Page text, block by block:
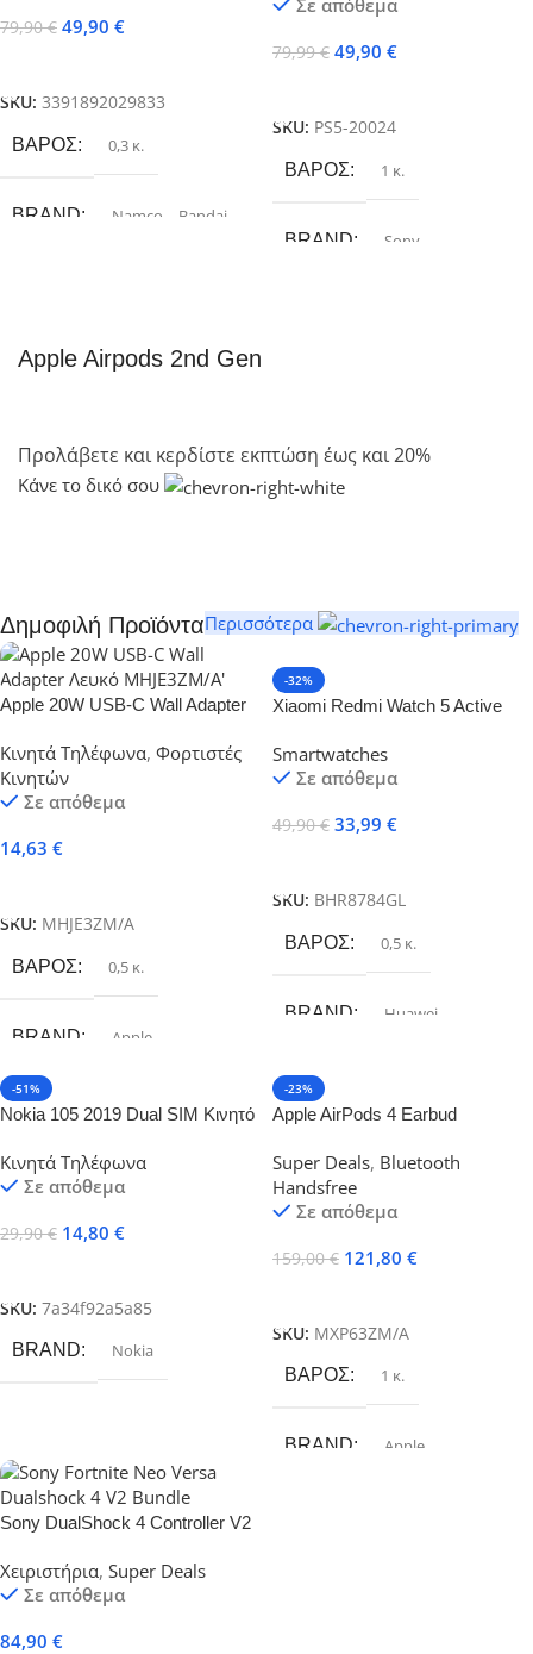
79,90€ 49,90 €
SKU: 3391892029833
ΒΆΡΟΣ 0,3 κ.
BRAND Namco – Bandai
Σε απόθεμα
79,99€ 49,90 €
SKU: PS5-20024
ΒΆΡΟΣ 1 κ.
BRAND Sony
Apple Airpods 2nd Gen
Προλάβετε και κερδίστε εκπτώση έως και 20%
Κάνε το δικό σου
Δημοφιλή ΠροϊόνταΠερισσότερα
Apple 20W USB-C Wall Adapter
Κινητά Τηλέφωνα, Φορτιστές
Κινητών
Σε απόθεμα
14,63 €
SKU: MHJE3ZM/A
ΒΆΡΟΣ 0,5 κ.
BRAND Apple
-32%
Xiaomi Redmi Watch 5 Active
Smartwatches
Σε απόθεμα
49,90€ 33,99 €
SKU: BHR8784GL
ΒΆΡΟΣ 0,5 κ.
BRAND Huawei
COLOR
-51%
Nokia 105 2019 Dual SIM Κινητό
Μαύρο
Κινητά Τηλέφωνα
Σε απόθεμα
29,90€ 14,80 €
SKU: 7a34f92a5a85
BRAND Nokia
-23%
Apple AirPods 4 Earbud
με Αντοχή στον Ιδρώτα και Θήκη
Φόρτισης MXP63
Super Deals, Bluetooth
Handsfree
Σε απόθεμα
159,00€ 121,80 €
SKU: MXP63ZM/A
ΒΆΡΟΣ 1 κ.
BRAND Apple
Sony DualShock 4 Controller V2
Χειριστήρια, Super Deals
Σε απόθεμα
84,90 €